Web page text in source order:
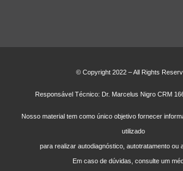
© Copyright 2022 – All Rights
Responsável Técnico: Dr. Marcelus Nigro CRM
Nosso material tem como único objetivo fornecer
utilizado
para realizar autodiagnóstico, autotratamento ou
Em caso de dúvidas, consulte um